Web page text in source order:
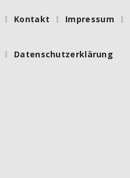
Kontakt Impressum
Datenschutzerklärung